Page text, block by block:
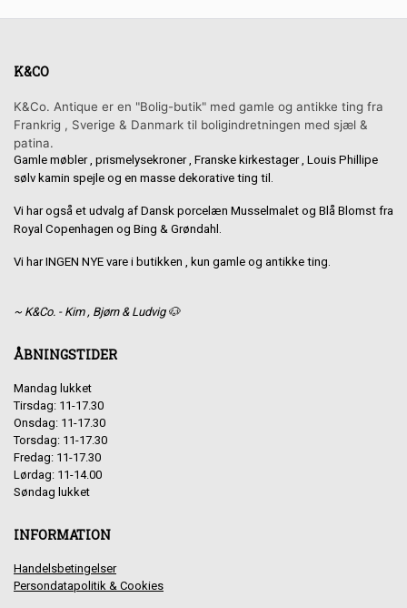
K&CO
K&Co. Antique er en "Bolig-butik" med gamle og antikke ting fra
Frankrig , Sverige & Danmark til boligindretningen med sjæl &
patina.
Gamle møbler , prismelysekroner , Franske kirkestager , Louis Phillipe
sølv kamin spejle og en masse dekorative ting til.
Vi har også et udvalg af Dansk porcelæn Musselmalet og Blå Blomst fra
Royal Copenhagen og Bing & Grøndahl.
Vi har INGEN NYE vare i butikken , kun gamle og antikke ting.
~ K&Co. - Kim , Bjørn & Ludvig 🐶
ÅBNINGSTIDER
Mandag lukket
Tirsdag: 11-17.30
Onsdag: 11-17.30
Torsdag: 11-17.30
Fredag: 11-17.30
Lørdag: 11-14.00
Søndag lukket
INFORMATION
Handelsbetingelser
Persondatapolitik & Cookies